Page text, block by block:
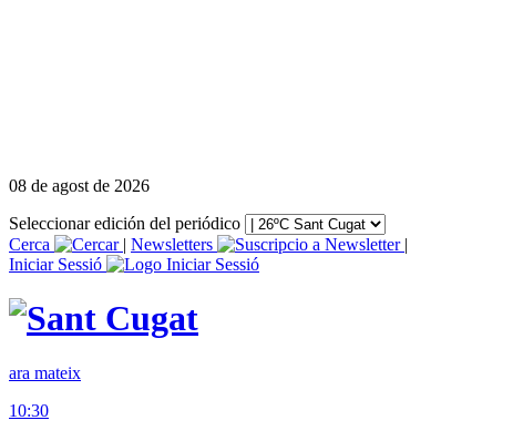
08 de agost de 2026
Seleccionar edición del periódico
Cerca
| Newsletters
|
Iniciar Sessió
ara mateix
10:30